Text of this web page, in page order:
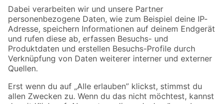
Zahlungsarten Versandarten
Sicher einkaufen